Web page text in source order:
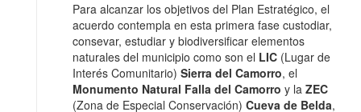
Para alcanzar los objetivos del Plan Estratégico, el
acuerdo contempla en esta primera fase custodiar,
consevar, estudiar y biodiversificar elementos
naturales del municipio como son el LIC (Lugar de
Interés Comunitario) Sierra del Camorro, el
Monumento Natural Falla del Camorro y la ZEC
(Zona de Especial Conservación) Cueva de Belda,